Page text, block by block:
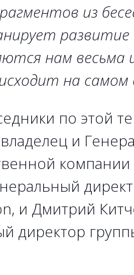
из
развитие
нам весьма
на самом
по этой
и
и Дмитрий
директор